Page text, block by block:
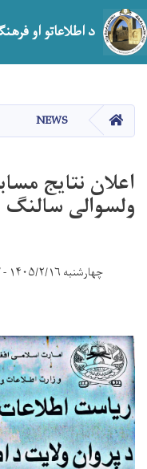
د اطلاعاتو او
HOME
NEWS
اعلان نتایج
ولسوالی سالنگ
چهارشنبه ۱۴۰۵/۲/۱۶ - ۱۶:۳